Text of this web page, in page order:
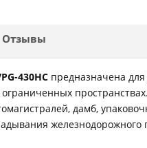
Отзывы
430HC предназначена
дамб,
железнодорожного